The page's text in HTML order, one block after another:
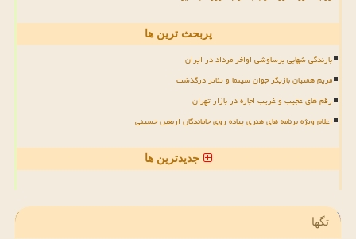
پربحث ترین ها
بارندگی شهابی برساوشی اواخر مرداد در ایران
مریم همتیان بازیگر جوان سینما و تئاتر درگذشت
رقم های عجیب و غریب اجاره در بازار تهران
اعلام ویژه برنامه های هنری پیاده روی جاماندگان اربعین حسینی
جدیدترین ها
تگها